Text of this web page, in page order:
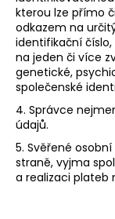
kterou lze přímo
odkazem na
identifikační
na jeden či více
genetické,
společenské
4. Správce
údajů.
5. Svěřené
straně, vyjma
a realizaci plateb
o
p
o
r
u
č
u
j
e
m